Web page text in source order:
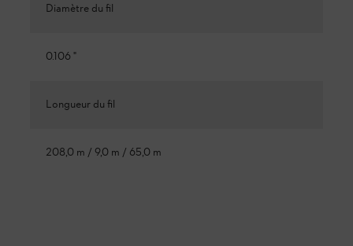
Diamètre du fil
0.106 "
Longueur du fil
208,0 m / 9,0 m / 65,0 m